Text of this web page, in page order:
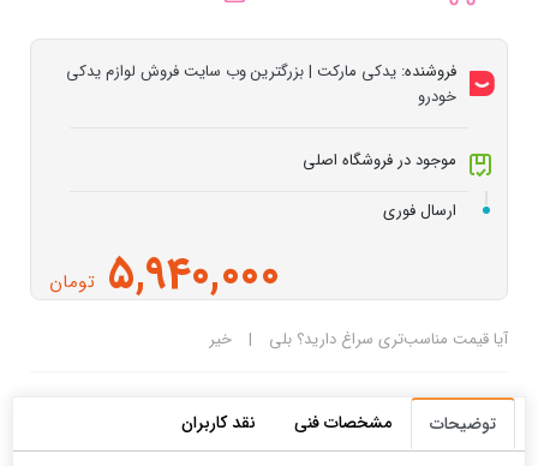
فروشنده: یدکی مارکت | بزرگترین وب سایت فروش لوازم یدکی
خودرو
موجود در فروشگاه اصلی
ارسال فوری
5,940,000 تومان
آیا قیمت مناسب‌تری سراغ دارید؟ بلی | خیر
توضیحات مشخصات فنی نقد کاربران